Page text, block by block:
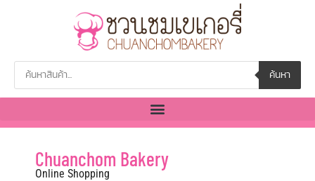
ค้นหา
Chuanchom Bakery
Online Shopping